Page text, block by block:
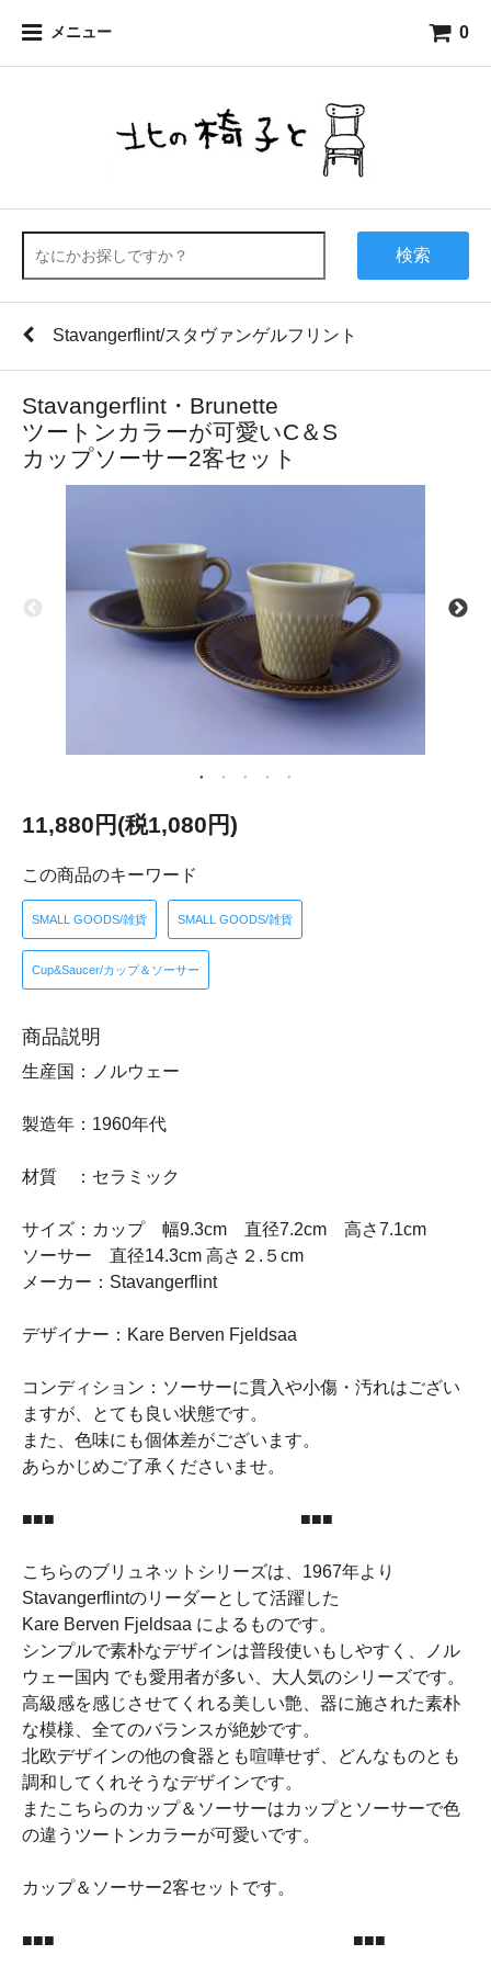
メニュー 0
検索
Stavangerflint/スタヴァンゲルフリント
Stavangerflint・Brunette
ツートンカラーが可愛いC＆S
カップソーサー2客セット
11,880円(税1,080円)
この商品のキーワード
SMALL GOODS/雑貨 SMALL GOODS/雑貨
Cup&Saucer/カップ＆ソーサー
商品説明
生産国：ノルウェー
製造年：1960年代
材質 ：セラミック
サイズ：カップ 幅9.3cm 直径7.2cm 高さ7.1cm
ソーサー 直径14.3cm 高さ２.５cm
メーカー：Stavangerflint
デザイナー：Kare Berven Fjeldsaa
コンディション：ソーサーに貫入や小傷・汚れはござい
ますが、とても良い状態です。
また、色味にも個体差がございます。
あらかじめご了承くださいませ。
■■■ ■■■
こちらのブリュネットシリーズは、1967年より
Stavangerflintのリーダーとして活躍した
Kare Berven Fjeldsaa によるものです。
シンプルで素朴なデザインは普段使いもしやすく、ノル
ウェー国内 でも愛用者が多い、大人気のシリーズです。
高級感を感じさせてくれる美しい艶、器に施された素朴
な模様、全てのバランスが絶妙です。
北欧デザインの他の食器とも喧嘩せず、どんなものとも
調和してくれそうなデザインです。
またこちらのカップ＆ソーサーはカップとソーサーで色
の違うツートンカラーが可愛いです。
カップ＆ソーサー2客セットです。
■■■ ■■■